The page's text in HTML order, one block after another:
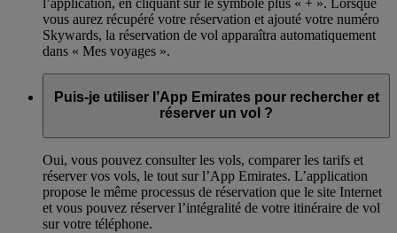
vous aurez récupéré votre réservation et ajouté votre numéro
Skywards, la réservation de vol apparaîtra automatiquement
dans « Mes voyages ».
Puis-je utiliser l’App Emirates pour rechercher et
réserver un vol ?
Oui, vous pouvez consulter les vols, comparer les tarifs et
réserver vos vols, le tout sur l’App Emirates. L’application
propose le même processus de réservation que le site Internet
et vous pouvez réserver l’intégralité de votre itinéraire de vol
sur votre téléphone.